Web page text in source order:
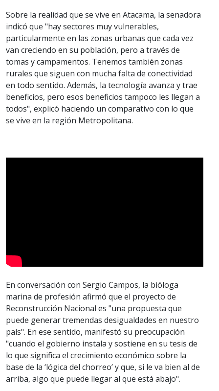
Sobre la realidad que se vive en Atacama, la senadora
indicó que "hay sectores muy vulnerables,
particularmente en las zonas urbanas que cada vez
van creciendo en su población, pero a través de
tomas y campamentos. Tenemos también zonas
rurales que siguen con mucha falta de conectividad
en todo sentido. Además, la tecnología avanza y trae
beneficios, pero esos beneficios tampoco les llegan a
todos", explicó haciendo un comparativo con lo que
se vive en la región Metropolitana.
En conversación con Sergio Campos, la bióloga
marina de profesión afirmó que el proyecto de
Reconstrucción Nacional es "una propuesta que
puede generar tremendas desigualdades en nuestro
país". En ese sentido, manifestó su preocupación
"cuando el gobierno instala y sostiene en su tesis de
lo que significa el crecimiento económico sobre la
base de la ‘lógica del chorreo’ y que, si le va bien al de
arriba, algo que puede llegar al que está abajo".